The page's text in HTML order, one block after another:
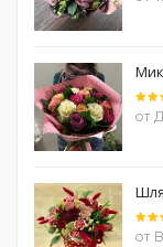
из
от
из
от